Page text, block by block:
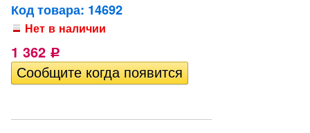
Код товара: 14692
Нет в наличии
1 362 Р